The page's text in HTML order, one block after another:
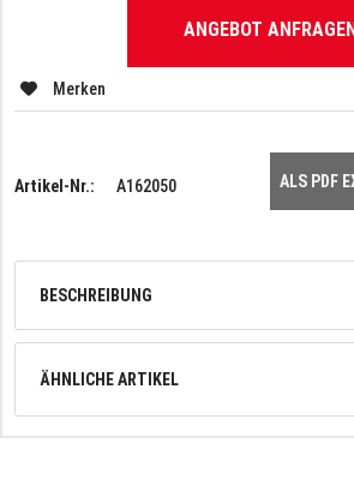
ANGEBOT ANFRAGEN
Merken
Artikel-Nr.: A162050 ALS PDF
BESCHREIBUNG
ÄHNLICHE ARTIKEL